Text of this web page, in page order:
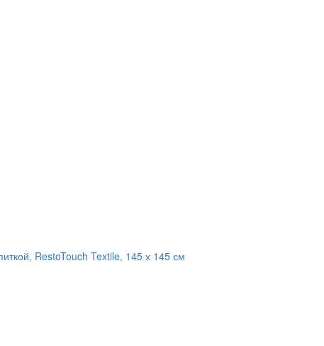
RestoTouch Textile, 145 х 145 см